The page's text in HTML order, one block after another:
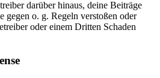
darüber hinaus, deine Beiträge
gegen o. g. Regeln verstoßen oder
oder einem Dritten Schaden